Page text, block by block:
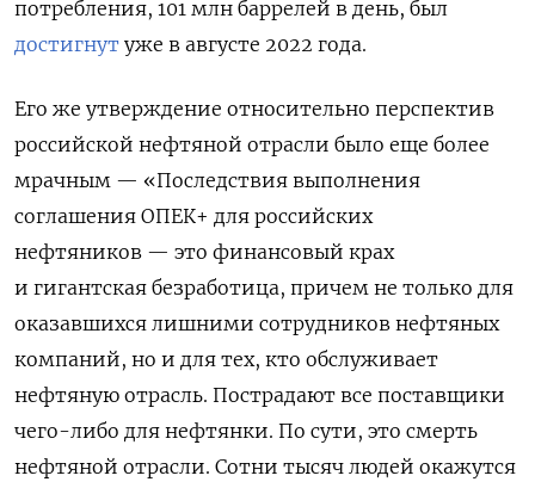
потребления, 101 млн баррелей в день, был
достигнут уже в августе 2022 года.
Его же утверждение относительно перспектив
российской нефтяной отрасли было еще более
мрачным — «Последствия выполнения
соглашения ОПЕК+ для российских
нефтяников — это финансовый крах
и гигантская безработица, причем не только для
оказавшихся лишними сотрудников нефтяных
компаний, но и для тех, кто обслуживает
нефтяную отрасль. Пострадают все поставщики
чего-либо для нефтянки. По сути, это смерть
нефтяной отрасли. Сотни тысяч людей окажутся